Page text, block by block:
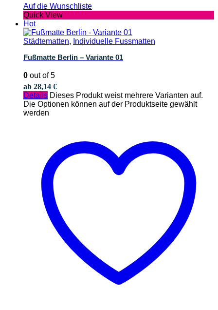
Auf die Wunschliste
Quick View
Hot
Städtematten, Individuelle Fussmatten
Fußmatte Berlin – Variante 01
0 out of 5
ab 28,14 €
Details Dieses Produkt weist mehrere Varianten auf.
Die Optionen können auf der Produktseite gewählt
werden